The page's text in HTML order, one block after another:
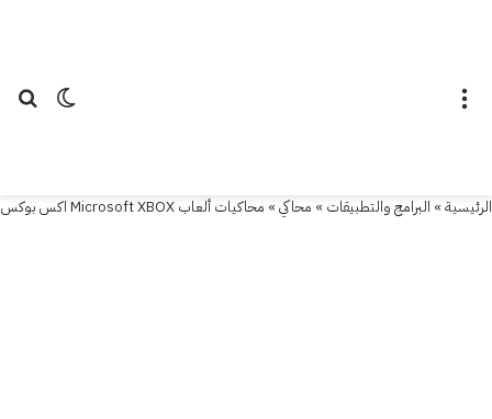
الوضع
الرئيسية» البرامج والتطبيقات » محاكي» محاكيات ألعاب Microsoft XBOX اكس بوكس